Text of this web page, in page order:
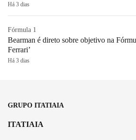
Há 3 dias
Fórmula 1
Bearman é direto sobre objetivo na
Ferrari’
Há 3 dias
GRUPO ITATIAIA
ITATIAIA